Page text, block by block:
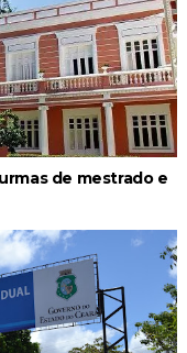
de mestrado e